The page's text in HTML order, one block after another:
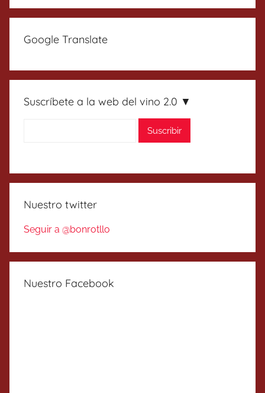
Google Translate
Suscríbete a la web del vino 2.0 ▼
Nuestro twitter
Seguir a @bonrotllo
Nuestro Facebook